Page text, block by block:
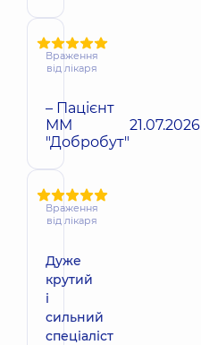
Враження
від лікаря
– Пацієнт
ММ
"Добробут"
21.07.2026
Враження
від лікаря
Дуже
крутий
і
сильний
спеціаліст